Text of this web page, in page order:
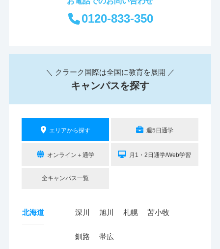
0120-833-350
＼ クラーク国際は全国に教育を展開 ／
キャンパスを探す
エリアから探す 週5日通学
オンライン＋通学 月1・2日通学/Web学習
全キャンパス一覧
北海道 深川 旭川 札幌 苫小牧
釧路 帯広